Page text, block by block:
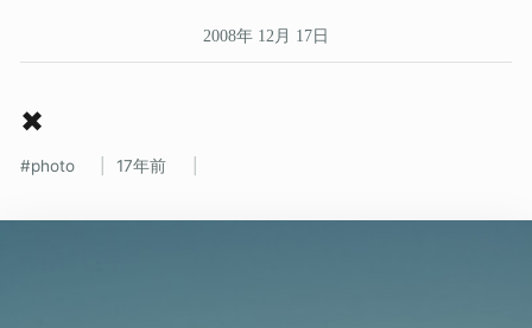
2008年 12月 17日
✖
photo 17年前